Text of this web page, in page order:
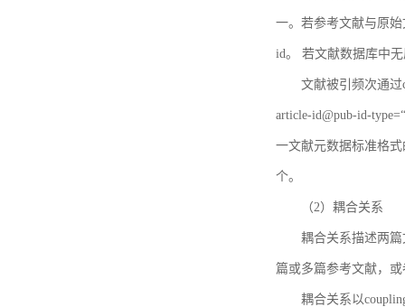
一。若参考文献与原
id。 若文献数据库中
文献被引频次通
article-id@pub-id-
一文献元数据标准格
个。
（2）耦合关系
耦合关系描述两
篇或多篇参考文献，
耦合关系以